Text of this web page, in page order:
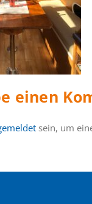
einen
sein, um